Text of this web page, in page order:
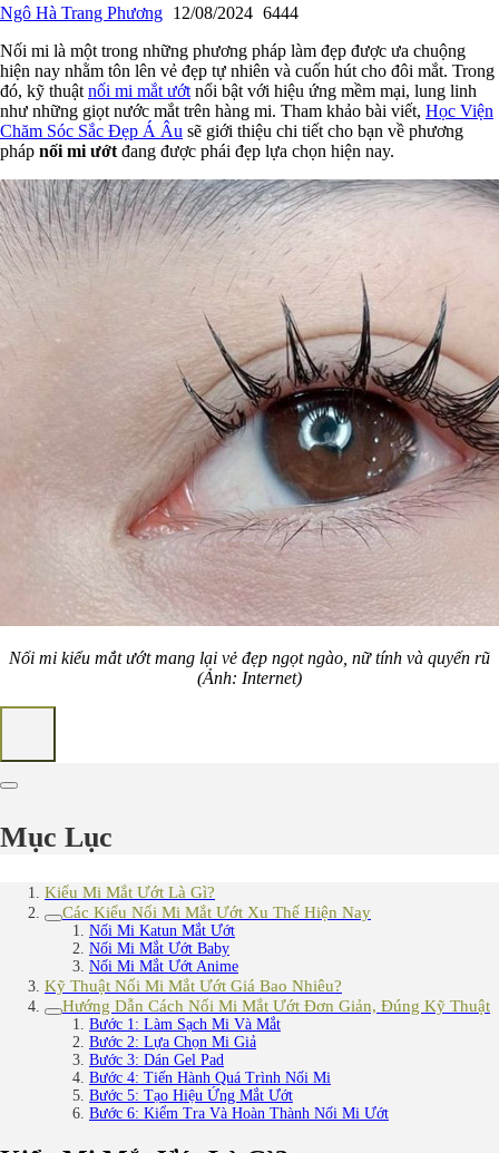
Ngô Hà Trang Phương 12/08/2024 6444
Nối mi là một trong những phương pháp làm đẹp được ưa chuộng
hiện nay nhằm tôn lên vẻ đẹp tự nhiên và cuốn hút cho đôi mắt. Trong
đó, kỹ thuật nối mi mắt ướt nổi bật với hiệu ứng mềm mại, lung linh
như những giọt nước mắt trên hàng mi. Tham khảo bài viết, Học Viện
Chăm Sóc Sắc Đẹp Á Âu sẽ giới thiệu chi tiết cho bạn về phương
pháp nối mi ướt đang được phái đẹp lựa chọn hiện nay.
Nối mi kiểu mắt ướt mang lại vẻ đẹp ngọt ngào, nữ tính và quyến rũ
(Ảnh: Internet)
Mục Lục
Kiểu Mi Mắt Ướt Là Gì?
Các Kiểu Nối Mi Mắt Ướt Xu Thế Hiện Nay
Nối Mi Katun Mắt Ướt
Nối Mi Mắt Ướt Baby
Nối Mi Mắt Ướt Anime
Kỹ Thuật Nối Mi Mắt Ướt Giá Bao Nhiêu?
Hướng Dẫn Cách Nối Mi Mắt Ướt Đơn Giản, Đúng Kỹ Thuật
Bước 1: Làm Sạch Mi Và Mắt
Bước 2: Lựa Chọn Mi Giả
Bước 3: Dán Gel Pad
Bước 4: Tiến Hành Quá Trình Nối Mi
Bước 5: Tạo Hiệu Ứng Mắt Ướt
Bước 6: Kiểm Tra Và Hoàn Thành Nối Mi Ướt